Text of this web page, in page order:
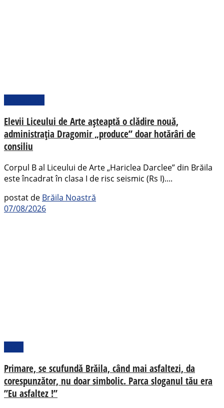
Elevii Liceului de Arte așteaptă o clădire nouă,
administrația Dragomir „produce” doar hotărâri de
consiliu
Corpul B al Liceului de Arte „Hariclea Darclee” din Brăila
este încadrat în clasa I de risc seismic (Rs I)....
postat de Brăila Noastră
07/08/2026
Primare, se scufundă Brăila, când mai asfaltezi, da
corespunzător, nu doar simbolic. Parca sloganul tău era
”Eu asfaltez !”